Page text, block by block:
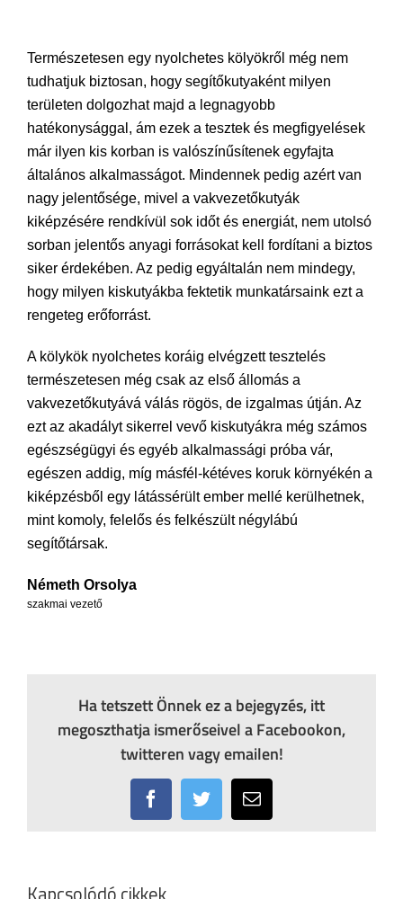
Természetesen egy nyolchetes kölyökről még nem
tudhatjuk biztosan, hogy segítőkutyaként milyen
területen dolgozhat majd a legnagyobb
hatékonysággal, ám ezek a tesztek és megfigyelések
már ilyen kis korban is valószínűsítenek egyfajta
általános alkalmasságot. Mindennek pedig azért van
nagy jelentősége, mivel a vakvezetőkutyák
kiképzésére rendkívül sok időt és energiát, nem utolsó
sorban jelentős anyagi forrásokat kell fordítani a biztos
siker érdekében. Az pedig egyáltalán nem mindegy,
hogy milyen kiskutyákba fektetik munkatársaink ezt a
rengeteg erőforrást.
A kölykök nyolchetes koráig elvégzett tesztelés
természetesen még csak az első állomás a
vakvezetőkutyává válás rögös, de izgalmas útján. Az
ezt az akadályt sikerrel vevő kiskutyákra még számos
egészségügyi és egyéb alkalmassági próba vár,
egészen addig, míg másfél-kétéves koruk környékén a
kiképzésből egy látássérült ember mellé kerülhetnek,
mint komoly, felelős és felkészült négylábú
segítőtársak.
Németh Orsolya
szakmai vezető
Ha tetszett Önnek ez a bejegyzés, itt
megoszthatja ismerőseivel a Facebookon,
twitteren vagy emailen!
FacebookTwitterEmail: